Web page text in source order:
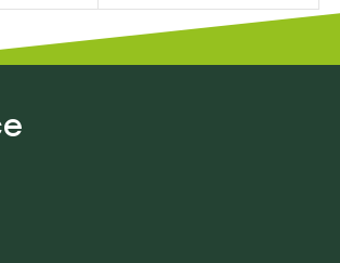
stoly a lehátka